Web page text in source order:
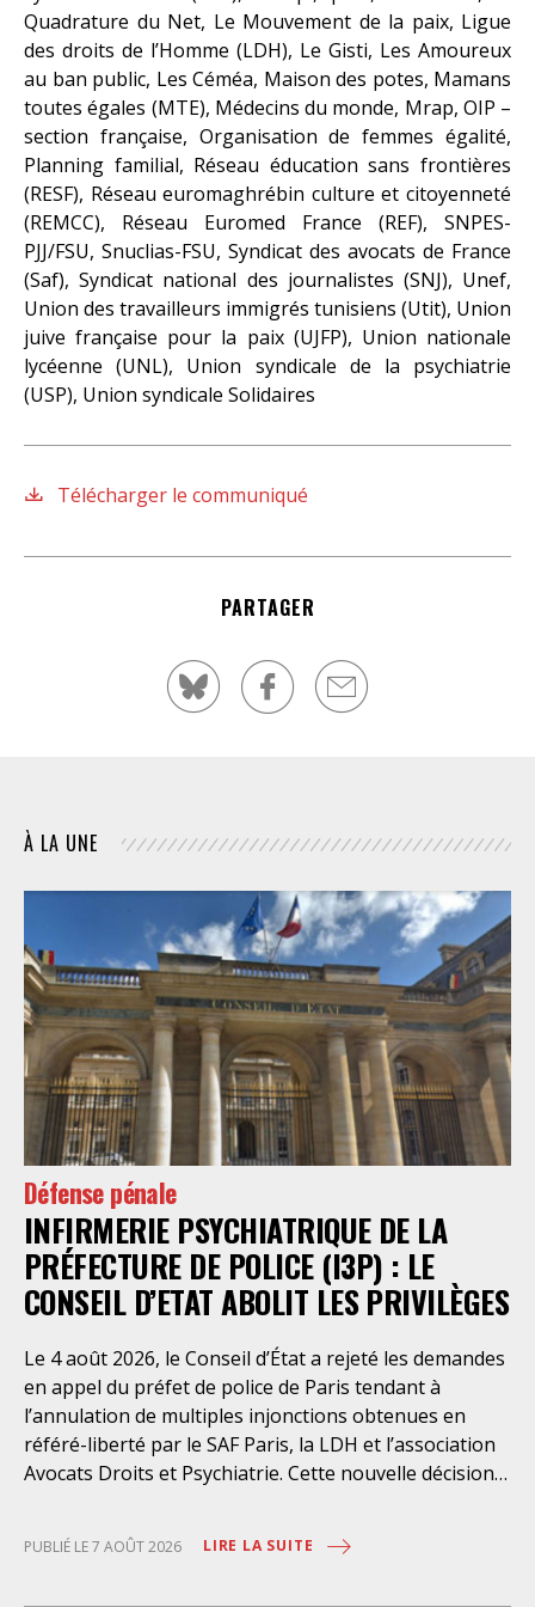
Quadrature du Net, Le Mouvement de la paix, Ligue
des droits de l’Homme (LDH), Le Gisti, Les Amoureux
au ban public, Les Céméa, Maison des potes, Mamans
toutes égales (MTE), Médecins du monde, Mrap, OIP –
section française, Organisation de femmes égalité,
Planning familial, Réseau éducation sans frontières
(RESF), Réseau euromaghrébin culture et citoyenneté
(REMCC), Réseau Euromed France (REF), SNPES-
PJJ/FSU, Snuclias-FSU, Syndicat des avocats de France
(Saf), Syndicat national des journalistes (SNJ), Unef,
Union des travailleurs immigrés tunisiens (Utit), Union
juive française pour la paix (UJFP), Union nationale
lycéenne (UNL), Union syndicale de la psychiatrie
(USP), Union syndicale Solidaires
Télécharger le communiqué
PARTAGER
À LA UNE
Défense pénale
INFIRMERIE PSYCHIATRIQUE DE LA
PRÉFECTURE DE POLICE (I3P) : LE
CONSEIL D’ETAT ABOLIT LES PRIVILÈGES
Le 4 août 2026, le Conseil d’État a rejeté les demandes
en appel du préfet de police de Paris tendant à
l’annulation de multiples injonctions obtenues en
référé-liberté par le SAF Paris, la LDH et l’association
Avocats Droits et Psychiatrie. Cette nouvelle décision
personnes retenues à l’infirmerie psychiatrique de la
préfecture de police de Paris. Près d’ici mais loin des
PUBLIÉ LE 7 AOÛT 2026 LIRE LA SUITE